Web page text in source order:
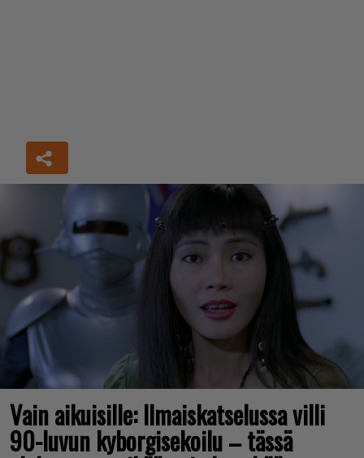
Vain aikuisille: Ilmaiskatselussa villi
90-luvun kyborgisekoilu – tässä